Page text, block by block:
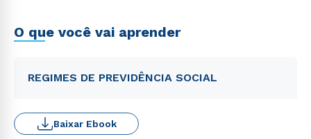
O que você vai aprender
REGIMES DE PREVIDÊNCIA SOCIAL
Baixar Ebook